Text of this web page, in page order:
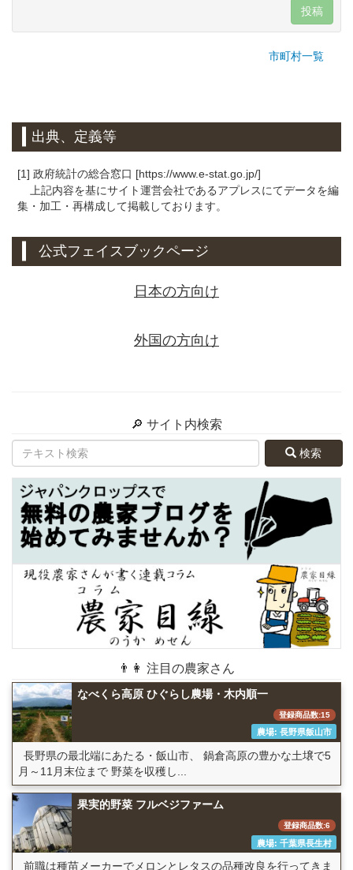
投稿
市町村一覧
出典、定義等
[1] 政府統計の総合窓口 [https://www.e-stat.go.jp/]
上記内容を基にサイト運営会社であるアプレスにてデータを編
集・加工・再構成して掲載しております。
公式フェイスブックページ
日本の方向け
外国の方向け
🔎 サイト内検索
検索
👨👩 注目の農家さん
なべくら高原 ひぐらし農場・木内順一
登録商品数:15
農場: 長野県飯山市
長野県の最北端にあたる・飯山市、 鍋倉高原の豊かな土壌で5
月～11月末位まで 野菜を収穫し...
果実的野菜 フルベジファーム
登録商品数:6
農場: 千葉県長生村
前職は種苗メーカーでメロンとレタスの品種改良を行ってきま